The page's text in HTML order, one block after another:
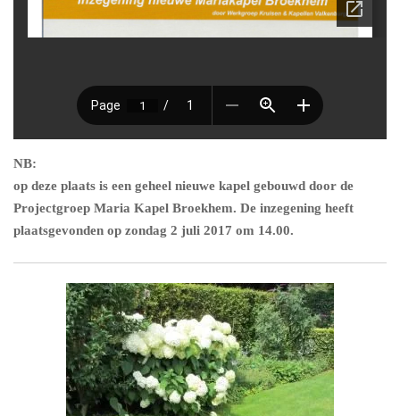
NB:
op deze plaats is een geheel nieuwe kapel gebouwd door de
Projectgroep Maria Kapel Broekhem. De inzegening heeft
plaatsgevonden op zondag 2 juli 2017 om 14.00.